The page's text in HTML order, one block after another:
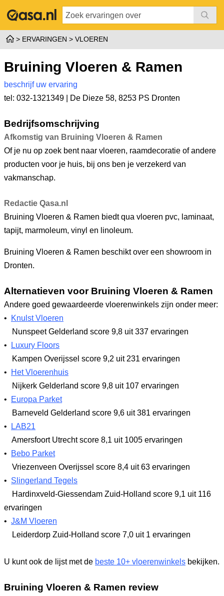
ERVARINGEN VLOEREN
Bruining Vloeren & Ramen
beschrijf uw ervaring
tel: 032-1321349 |
De Dieze 58, 8253 PS Dronten
Bedrijfsomschrijving
Afkomstig van Bruining Vloeren & Ramen
Of je nu op zoek bent naar vloeren, raamdecoratie of andere
producten voor je huis, bij ons ben je verzekerd van
vakmanschap.
Redactie Qasa.nl
Bruining Vloeren & Ramen biedt qua vloeren pvc, laminaat,
tapijt, marmoleum, vinyl en linoleum.
Bruining Vloeren & Ramen beschikt over een showroom in
Dronten.
Alternatieven voor Bruining Vloeren & Ramen
Andere goed gewaardeerde vloerenwinkels zijn onder meer:
•
Knulst Vloeren
Nunspeet Gelderland score 9,8 uit 337 ervaringen
•
Luxury Floors
Kampen Overijssel score 9,2 uit 231 ervaringen
•
Het Vloerenhuis
Nijkerk Gelderland score 9,8 uit 107 ervaringen
•
Europa Parket
Barneveld Gelderland score 9,6 uit 381 ervaringen
•
LAB21
Amersfoort Utrechtscore 8,1 uit 1005 ervaringen
•
Bebo Parket
Vriezenveen Overijssel score 8,4 uit 63 ervaringen
• Slingerland Tegels
Hardinxveld-Giessendam Zuid-Holland score 9,1 uit 116
ervaringen
• J&M Vloeren
Leiderdorp Zuid-Holland score 7,0 uit 1 ervaringen
U kunt ook de lijst met de beste 10+ vloerenwinkels bekijken.
Bruining Vloeren & Ramen review